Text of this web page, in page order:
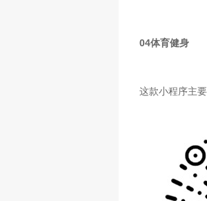
04体育健身
这款小程序主